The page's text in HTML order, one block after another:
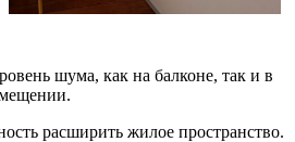
шума, как на балконе, так и в
расширить жилое пространство.